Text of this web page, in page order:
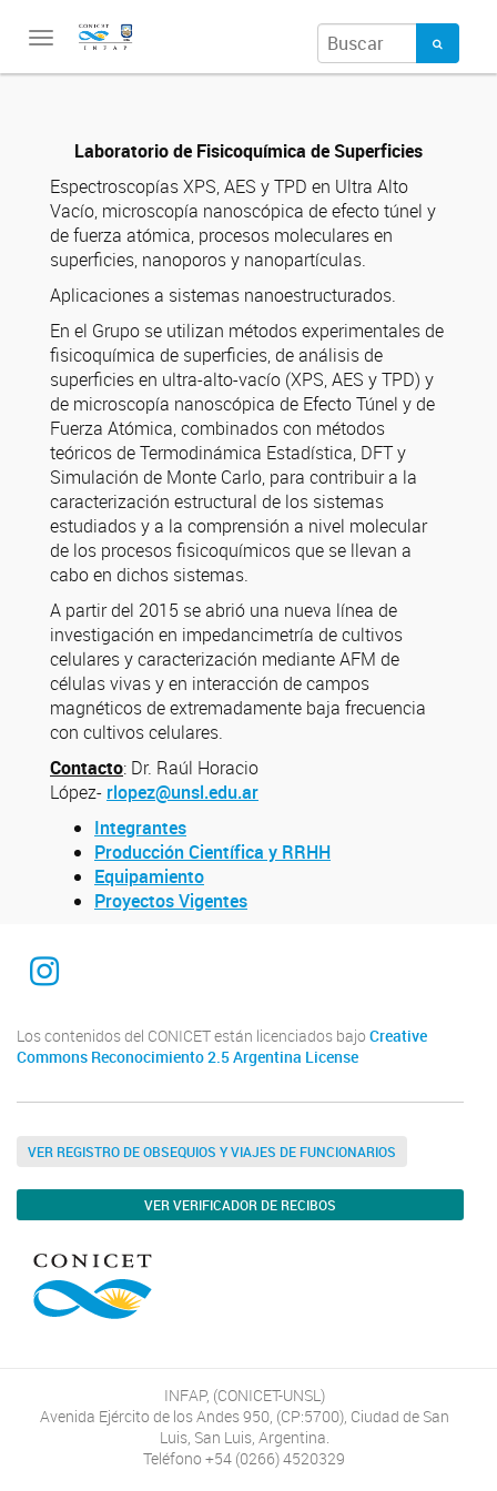
Toggle
Laboratorio de Fisicoquímica de Superficies
Espectroscopías XPS, AES y TPD en Ultra Alto
Vacío, microscopía nanoscópica de efecto túnel y
de fuerza atómica, procesos moleculares en
superficies, nanoporos y nanopartículas.
Aplicaciones a sistemas nanoestructurados.
En el Grupo se utilizan métodos experimentales de
fisicoquímica de superficies, de análisis de
superficies en ultra-alto-vacío (XPS, AES y TPD) y
de microscopía nanoscópica de Efecto Túnel y de
Fuerza Atómica, combinados con métodos
teóricos de Termodinámica Estadística, DFT y
Simulación de Monte Carlo, para contribuir a la
caracterización estructural de los sistemas
estudiados y a la comprensión a nivel molecular
de los procesos fisicoquímicos que se llevan a
cabo en dichos sistemas.
A partir del 2015 se abrió una nueva línea de
investigación en impedancimetría de cultivos
celulares y caracterización mediante AFM de
células vivas y en interacción de campos
magnéticos de extremadamente baja frecuencia
con cultivos celulares.
Contacto: Dr. Raúl Horacio
López- rlopez@unsl.edu.ar
Integrantes
Producción Científica y RRHH
Equipamiento
Proyectos Vigentes
Instagram
Los contenidos del CONICET están licenciados bajo Creative
Commons Reconocimiento 2.5 Argentina License
VER REGISTRO DE OBSEQUIOS Y VIAJES DE FUNCIONARIOS
VER VERIFICADOR DE RECIBOS
INFAP, (CONICET-UNSL)
Avenida Ejército de los Andes 950, (CP:5700), Ciudad de San
Luis, San Luis, Argentina.
Teléfono +54 (0266) 4520329